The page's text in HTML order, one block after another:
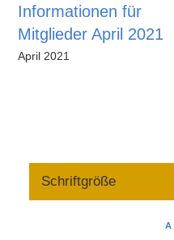
Informationen für
Mitglieder April 2021
April 2021
Schriftgröße
A